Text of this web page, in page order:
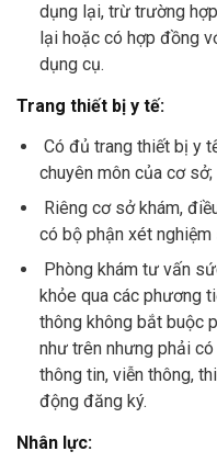
dụng lại, trừ trường
lại hoặc có hợp đồng
dụng cụ.
Trang thiết bị y tế:
Có đủ trang thiết bị y
chuyên môn của cơ sở;
Riêng cơ sở khám,
có bộ phận xét nghiệm
Phòng khám tư vấn
khỏe qua các phương
thông không bắt buộc
như trên nhưng phải
thông tin, viễn thông,
động đăng ký.
Nhân lực: